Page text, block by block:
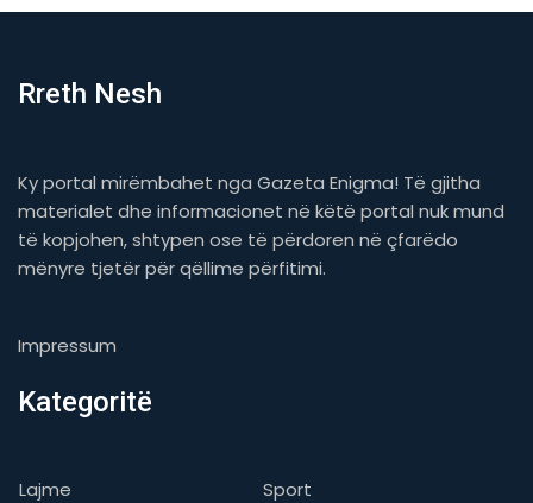
Rreth Nesh
Ky portal mirëmbahet nga Gazeta Enigma! Të gjitha
materialet dhe informacionet në këtë portal nuk mund
të kopjohen, shtypen ose të përdoren në çfarëdo
mënyre tjetër për qëllime përfitimi.
Impressum
Kategoritë
Lajme
Sport